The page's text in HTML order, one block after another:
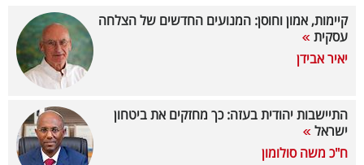
משפט
מדדים
דעות
רכילות
קיימות, אמון וחוסן: המנועים החדשים של הצלחה
עסקית
יאיר אבידן
התיישבות יהודית בעזה: כך מחזקים את ביטחון
ישראל
ח"כ משה סולומון